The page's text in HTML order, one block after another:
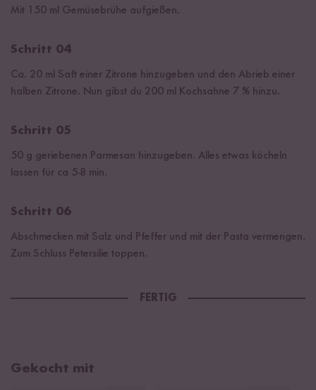
Mit 150 ml Gemüsebrühe aufgießen.
Schritt 04
Ca. 20 ml Saft einer Zitrone hinzugeben und den Abrieb einer
halben Zitrone. Nun gibst du 200 ml Kochsahne 7 % hinzu.
Schritt 05
50 g geriebenen Parmesan hinzugeben. Alles etwas köcheln
lassen für ca 5-8 min.
Schritt 06
Abschmecken mit Salz und Pfeffer und mit der Pasta vermengen.
Zum Schluss Petersilie toppen.
FERTIG
Gekocht mit